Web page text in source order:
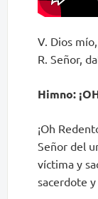
V. Dios
R. Señor,
Himno:
¡Oh
Señor del
víctima y
sacerdote